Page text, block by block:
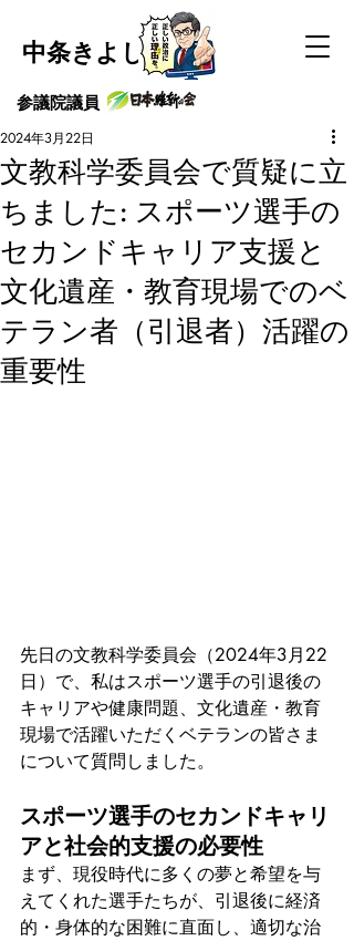
中条きよし
​参議院議員
文教科学委員会で質疑に立
ちました: スポーツ選手の
セカンドキャリア支援と
文化遺産・教育現場でのベ
テラン者（引退者）活躍の
重要性
2024年3月22日
先日の文教科学委員会（2024年3月22
日）で、私はスポーツ選手の引退後の
キャリアや健康問題、文化遺産・教育
現場で活躍いただくベテランの皆さま
について質問しました。
スポーツ選手のセカンドキャリ
アと社会的支援の必要性
まず、現役時代に多くの夢と希望を与
えてくれた選手たちが、引退後に経済
的・身体的な困難に直面し、適切な治